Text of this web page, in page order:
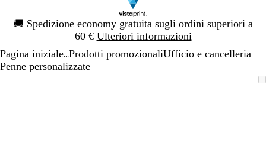
🚚 Spedizione economy gratuita sugli ordini superiori a
60 € Ulteriori informazioni
Diapositiva
1
Pagina iniziale Prodotti promozionaliUfficio e cancelleria
Penne personalizzate